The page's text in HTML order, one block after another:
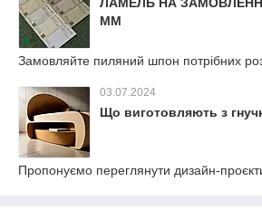
ММ
Замовляйте пиляний шпон потрібних
03.07.2024
Що виготовляють з
Пропонуємо переглянути дизайн-